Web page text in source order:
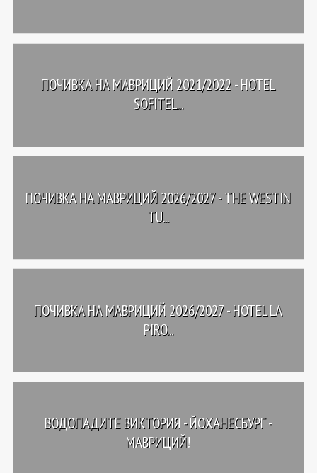
ПОЧИВКА НА МАВРИЦИЙ 2021/2022 - HOTEL
SOFITEL...
ПОЧИВКА НА МАВРИЦИЙ 2026/2027 - THE WESTIN
TU...
ПОЧИВКА НА МАВРИЦИЙ 2026/2027 - HOTEL LA
PIRO...
ВОДОПАДИТЕ ВИКТОРИЯ - ЙОХАНЕСБУРГ -
МАВРИЦИЙ!